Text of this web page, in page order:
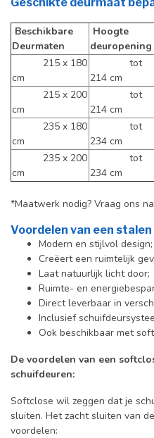
Geschikte deurmaat
Beschikbare
Deurmaten
Hoogte
deuropening
215 x 180
cm
tot
214 cm
215 x 200
cm
tot
214 cm
235 x 180
cm
tot
234 cm
235 x 200
cm
tot
234 cm
*Maatwerk nodig? Vraag ons
Voordelen van een
Modern en stijlvol design;
Creëert een ruimtelijk
Laat natuurlijk licht door;
Ruimte- en
Direct leverbaar in
Inclusief
Ook beschikbaar met
De voordelen van een
schuifdeuren:
Softclose wil zeggen dat je
sluiten. Het zacht sluiten van
voordelen: